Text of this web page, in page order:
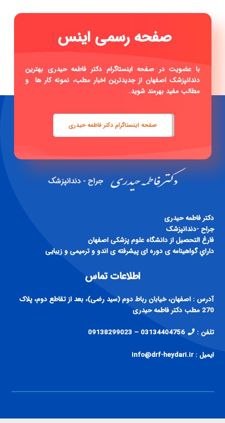
|
با عضویت در صفحه اینستاگرام دکتر فاطمه حیدری بهترین
دندانپزشک اصفهان از جدیدترین اخبار مطب، نمونه کار ها و
مطالب مفید بهرمند شوید.
صفحه اینستاگرام دکتر فاطمه حیدری
دكتر فاطمه حيدری
جراح -دندانپزشک
فارغ التحصيل از دانشگاه علوم پزشكی اصفهان
داراي گواهينامه ی دوره ای پيشرفته ی اندو و ترميمی و زيبايی
اطلاعات تماس
آدرس : اصفهان، خیابان رباط دوم (سید رضی)، بعد از تقاطع دوم، پلاک
270 مطب دکتر فاطمه حیدری
تلفن : 03134404756 – 09138299023
ایمیل : info@drf-heydari.ir